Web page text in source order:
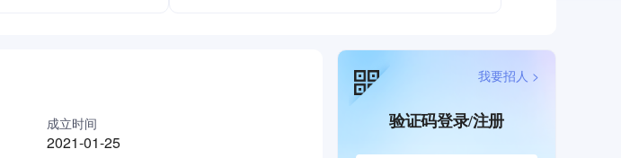
成立时间
2021-01-25
验证码登录/注册
我要招人 >